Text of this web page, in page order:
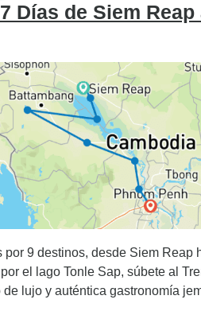
Días de Siem
9 destinos, desde Siem Reap
el lago Tonle Sap, súbete al
lujo y auténtica gastronomía